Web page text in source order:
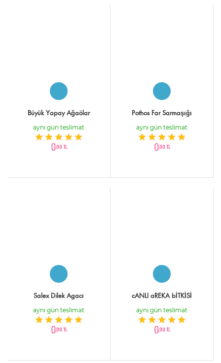
Büyük Yapay Ağaölar
aynı gün teslimat
0,00 TL
Pothos Far Sarmaşığı
aynı gün teslimat
0,00 TL
Salex Dilek Agacı
aynı gün teslimat
0,00 TL
cANLI aREKA bİTKİSİ
aynı gün teslimat
0,00 TL